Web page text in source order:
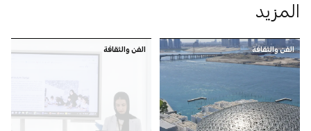
المزيد
الفن والثقافة الفن والثقافة